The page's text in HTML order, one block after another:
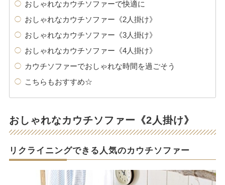
おしゃれなカウチソファーで快適に
おしゃれなカウチソファー《2人掛け》
おしゃれなカウチソファー《3人掛け》
おしゃれなカウチソファー《4人掛け》
カウチソファーでおしゃれな時間を過ごそう
こちらもおすすめ☆
おしゃれなカウチソファー《2人掛け》
リクライニングできる人気のカウチソファー